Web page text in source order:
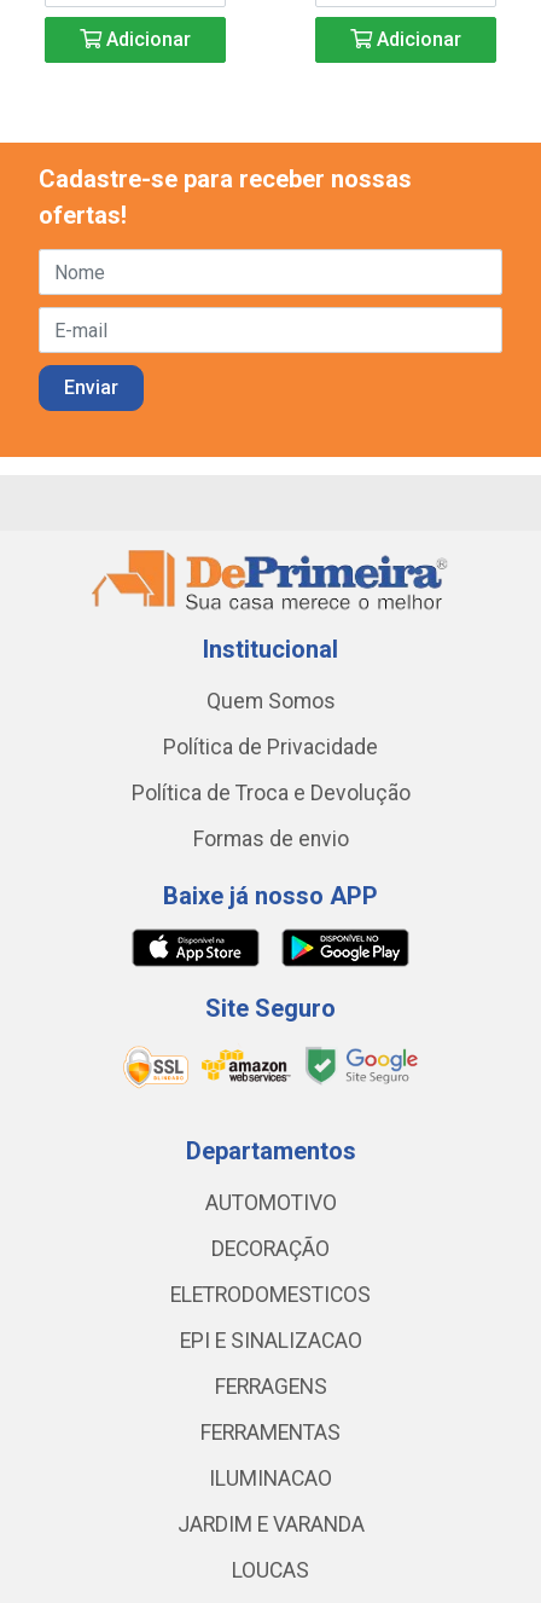
Adicionar Adicionar
Cadastre-se para receber nossas
ofertas!
Institucional
Quem Somos
Política de Privacidade
Política de Troca e Devolução
Formas de envio
Baixe já nosso APP
Site Seguro
Departamentos
AUTOMOTIVO
DECORAÇÃO
ELETRODOMESTICOS
EPI E SINALIZACAO
FERRAGENS
FERRAMENTAS
ILUMINACAO
JARDIM E VARANDA
LOUCAS